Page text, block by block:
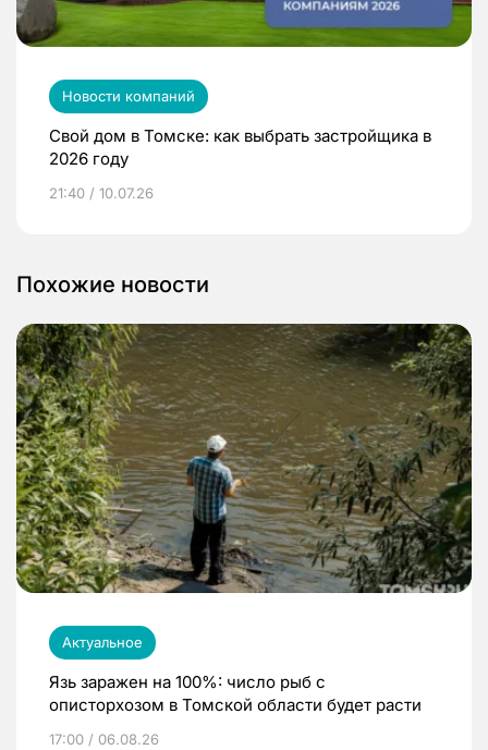
Новости компаний
Свой дом в Томске: как выбрать застройщика в
2026 году
21:40 / 10.07.26
Похожие новости
Актуальное
Язь заражен на 100%: число рыб с
описторхозом в Томской области будет расти
17:00 / 06.08.26